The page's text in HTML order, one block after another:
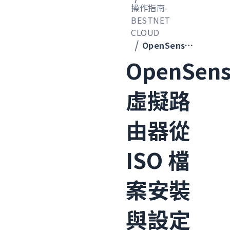
操作指南-
BESTNET
CLOUD
OpenSense 虛擬路由器從 ISO 檔案安裝與設定
虛擬路
由器從
ISO 檔
案安裝
與設定